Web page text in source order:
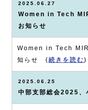
2025.06.27
Women in Tech
お知らせ
Women in Tech
知らせ ( 続きを読む )
2025.06.25
中部支部総会2025